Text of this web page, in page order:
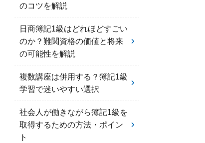
のコツを解説
日商簿記1級はどれほどすごい
のか？難関資格の価値と将来
の可能性を解説
複数講座は併用する？簿記1級
学習で迷いやすい選択
社会人が働きながら簿記1級を
取得するための方法・ポイン
ト